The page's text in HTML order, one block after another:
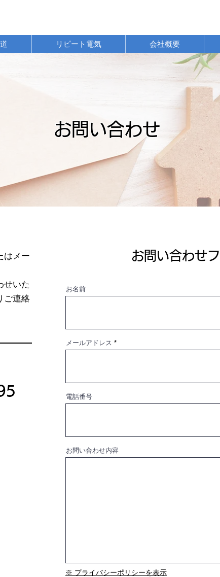
リピート電気 会社概要
お問い合わせ
はメー
せいた
ご連絡
お問い合わせ
お名前
メールアドレス
電話番号
お問い合わせ内容
※ プライバシーポリシーを表示